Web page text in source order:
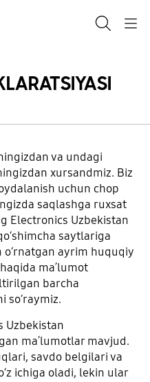
va undagi
xursandmiz. Biz
uchun chop
saqlashga ruxsat
Electronics Uzbekistan
saytlariga
ayrim huquqiy
maʼlumot
barcha
soʻraymiz.
Uzbekistan
maʼlumotlar mavjud.
savdo belgilari va
ichiga oladi, lekin ular